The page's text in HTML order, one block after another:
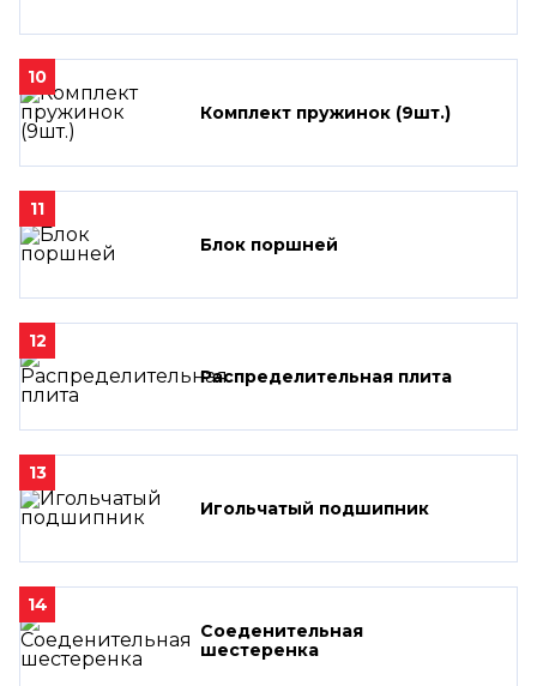
10
Комплект пружинок (9шт.)
11
Блок поршней
12
Распределительная плита
13
Игольчатый подшипник
14
Соеденительная
шестеренка